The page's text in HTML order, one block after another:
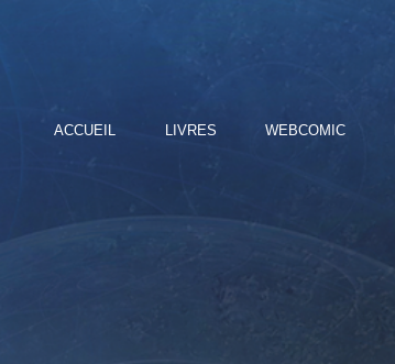
ACCUEIL LIVRES WEBCOMIC